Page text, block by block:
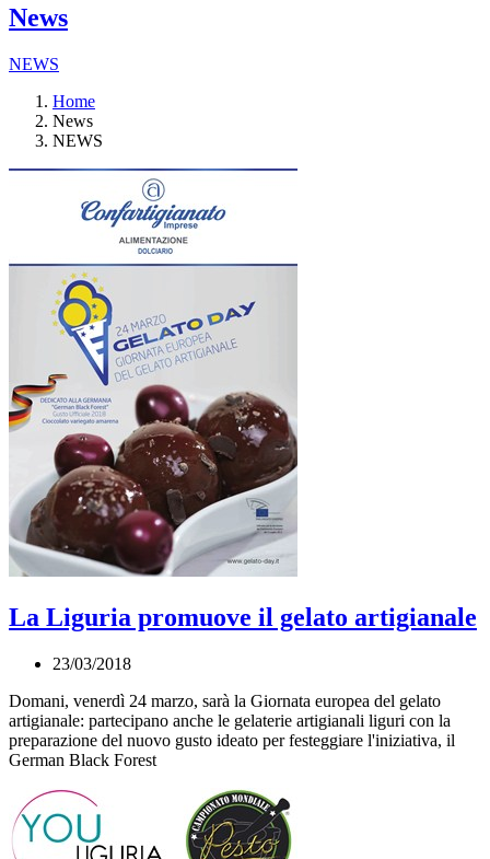
News
NEWS
Home
News
NEWS
La Liguria promuove il gelato artigianale
23/03/2018
Domani, venerdì 24 marzo, sarà la Giornata europea del gelato
artigianale: partecipano anche le gelaterie artigianali liguri con la
preparazione del nuovo gusto ideato per festeggiare l'iniziativa, il
German Black Forest